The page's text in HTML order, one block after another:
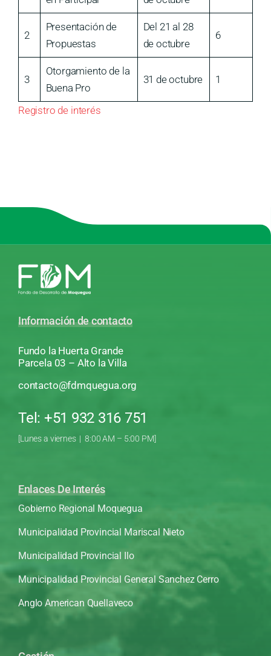
2
Presentación de
Propuestas
Del 21 al 28
de octubre
6
3
Otorgamiento de la
Buena Pro
31 de octubre 1
Registro de interés
Información de contacto
Fundo la Huerta Grande
Parcela 03 – Alto la Villa
contacto@fdmquegua.org
Tel: +51 932 316 751
[Lunes a viernes | 8:00 AM – 5:00 PM]
Enlaces De Interés
Gobierno Regional Moquegua
Municipalidad Provincial Mariscal Nieto
Municipalidad Provincial Ilo
Municipalidad Provincial General Sanchez Cerro
Anglo American Quellaveco